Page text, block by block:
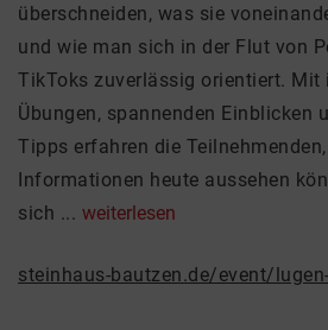
überschneiden, was sie
und wie man sich in der Flut von
TikToks zuverlässig orientiert. Mit
Übungen, spannenden Einblicken
Tipps erfahren die
Informationen heute aussehen
sich ... weiterlesen
steinhaus-bautzen.de/event/